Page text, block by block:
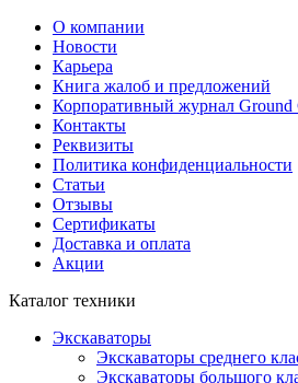
О компании
Новости
Карьера
Книга жалоб и предложений
Корпоративный журнал Ground
Контакты
Реквизиты
Политика конфиденциальности
Статьи
Отзывы
Сертификаты
Доставка и оплата
Акции
Каталог техники
Экскаваторы
Экскаваторы среднего
Экскаваторы большого